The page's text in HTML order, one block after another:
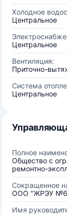
Холодное
Центральное
Центральное
Вентиляция:
Приточно-
Система
Центральное
Полное
Общество с
ремонтно-
Сокращенное
ООО "ЖРЭУ
Имя